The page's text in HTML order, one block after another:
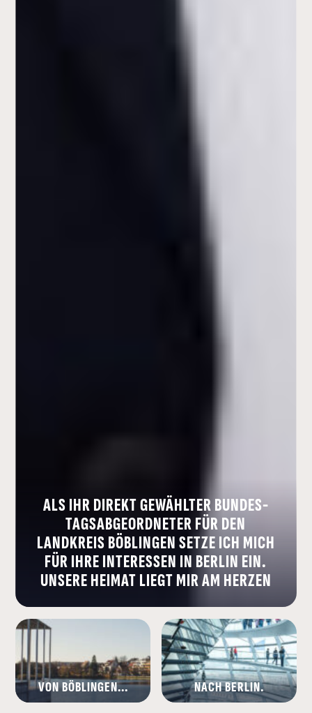
VON BÖBLINGEN...
ALS IHR DIREKT GEWÄHLTER BUNDES­
TAGS­ABGE­ORDNETER FÜR DEN
LANDKREIS BÖBLINGEN SETZE ICH MICH
FÜR IHRE INTE­RESSEN IN BERLIN EIN.
UNSERE HEIMAT LIEGT MIR AM HERZEN
NACH BERLIN.